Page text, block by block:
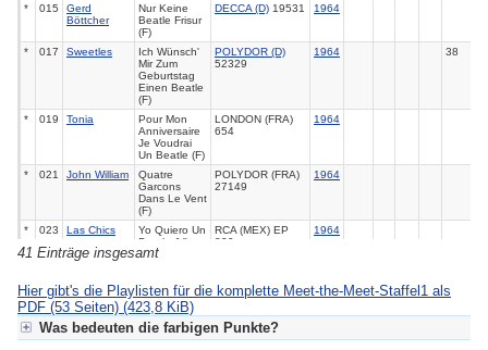
* 015
Gerd
Böttcher
Nur Keine
Beatle Frisur
(F)
DECCA (D) 19531 1964
* 017 Sweetles
Ich Wünsch'
Mir Zum
Geburtstag
Einen Beatle
(F)
POLYDOR (D)
52329
1964 38
* 019 Tonia
Pour Mon
Anniversaire
Je Voudrai
Un Beatle (F)
LONDON (FRA)
654
1964
* 021 John William
Quatre
Garcons
Dans Le Vent
(F)
POLYDOR (FRA)
27149
1964
* 023 Las Chics
Yo Quiero Un
Beatle (V)
RCA (MEX) EP
820
1964
* 025
Joyce
Beatles Are
* 027
Dave Clark
Five
Glad All Over EPIC 9656 1964 6 1 16
* 029
Dave Clark
Five
Bits & Pieces EPIC 9671
41 Einträge insgesamt
Hier gibt's die Playlisten für die komplette Meet-the-Meet-Staffel1 als
PDF (53 Seiten) (423,8 KiB)
Was bedeuten die farbigen Punkte?